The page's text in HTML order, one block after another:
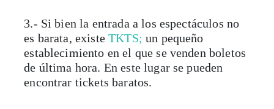
3.- Si bien la entrada a los espectáculos no
es barata, existeTKTS; un pequeño
establecimiento en el que se venden boletos
de última hora. En este lugar se pueden
encontrar tickets baratos.